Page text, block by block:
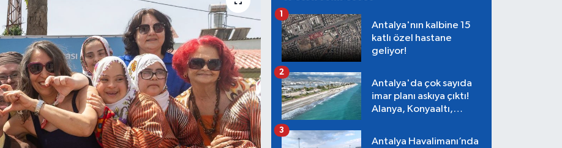
Antalya'nın kalbine 15
katlı özel hastane
geliyor!
1
Antalya'da çok sayıda
imar planı askıya çıktı!
Alanya, Konyaaltı,
2
Antalya Havalimanı’nda
3